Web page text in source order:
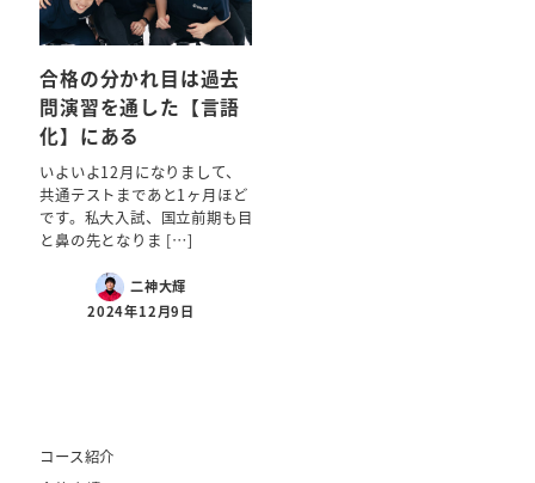
合格の分かれ目は過去
問演習を通した【言語
化】にある
いよいよ12月になりまして、
共通テストまであと1ヶ月ほど
です。私大入試、国立前期も目
と鼻の先となりま […]
二神大輝
2024年12月9日
コース紹介